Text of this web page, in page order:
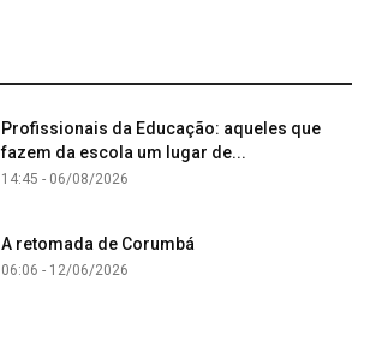
Profissionais da Educação: aqueles que
fazem da escola um lugar de...
14:45 - 06/08/2026
A retomada de Corumbá
06:06 - 12/06/2026